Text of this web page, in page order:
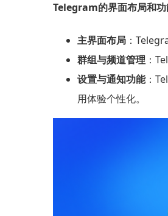
Telegram的界面布局和
主界面布局 ：
群组与频道管理 ：
设置与通知功能：
用体验个性化。